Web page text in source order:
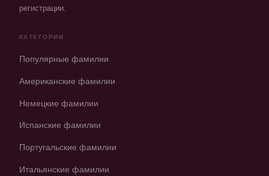
регистрации.
КАТЕГОРИИ
Популярные фамилии
Американские фамилии
Немецкие фамилии
Испанские фамилии
Португальские фамилии
Итальянские фамилии